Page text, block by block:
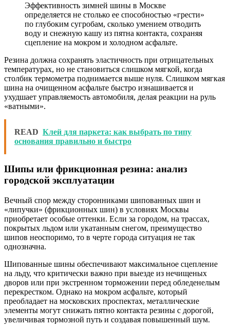
Эффективность зимней шины в Москве
определяется не столько ее способностью «грести»
по глубоким сугробам, сколько умением отводить
воду и снежную кашу из пятна контакта, сохраняя
сцепление на мокром и холодном асфальте.
Резина должна сохранять эластичность при отрицательных
температурах, но не становиться слишком мягкой, когда
столбик термометра поднимается выше нуля. Слишком мягкая
шина на очищенном асфальте быстро изнашивается и
ухудшает управляемость автомобиля, делая реакции на руль
«ватными».
READ Клей для паркета: как выбрать по типу
основания правильно и быстро
Шипы или фрикционная резина: анализ
городской эксплуатации
Вечный спор между сторонниками шипованных шин и
«липучки» (фрикционных шин) в условиях Москвы
приобретает особые оттенки. Если за городом, на трассах,
покрытых льдом или укатанным снегом, преимущество
шипов неоспоримо, то в черте города ситуация не так
однозначна.
Шипованные шины обеспечивают максимальное сцепление
на льду, что критически важно при выезде из нечищеных
дворов или при экстренном торможении перед обледенелым
перекрестком. Однако на мокром асфальте, который
преобладает на московских проспектах, металлические
элементы могут снижать пятно контакта резины с дорогой,
увеличивая тормозной путь и создавая повышенный шум.